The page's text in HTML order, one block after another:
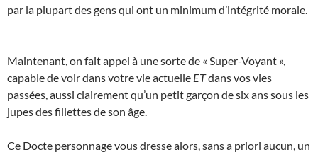
par la plupart des gens qui ont un minimum d’intégrité morale.
Maintenant, on fait appel à une sorte de « Super-Voyant »,
capable de voir dans votre vie actuelle ETdans vos vies
passées, aussi clairement qu’un petit garçon de six ans sous les
jupes des fillettes de son âge.
Ce Docte personnage vous dresse alors, sans a priori aucun, un